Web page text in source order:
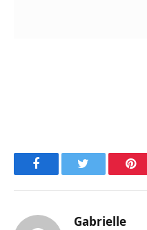
Facebook
Gabrielle